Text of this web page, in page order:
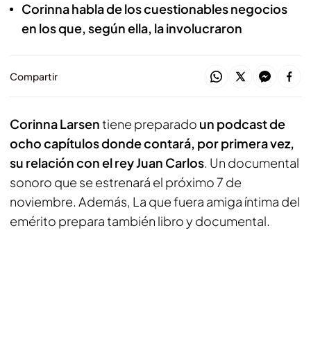
Corinna habla de los cuestionables negocios
en los que, según ella, la involucraron
Compartir
Corinna Larsentiene preparado un podcast de
ocho capítulos donde contará, por primera vez,
su relación con el rey Juan Carlos. Un documental
sonoro que se estrenará el próximo 7 de
noviembre. Además, La que fuera amiga íntima del
emérito prepara también libro y documental.